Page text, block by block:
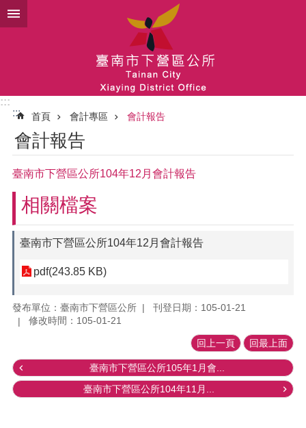
跳到主要內容區塊
:::
:::
首頁 會計專區 會計報告
會計報告
臺南市下營區公所104年12月會計報告
相關檔案
臺南市下營區公所104年12月會計報告
pdf(243.85 KB)
發布單位：臺南市下營區公所
刊登日期：105-01-21
修改時間：105-01-21
回上一頁 回最上面
臺南市下營區公所105年1月會...
臺南市下營區公所104年11月...